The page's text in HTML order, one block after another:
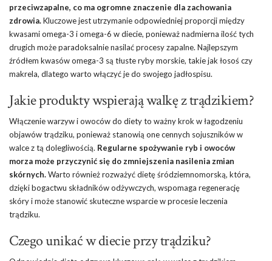
przeciwzapalne, co ma ogromne znaczenie dla zachowania
zdrowia.Kluczowe jest utrzymanie odpowiedniej proporcji między
kwasami omega-3 i omega-6 w diecie, ponieważ nadmierna ilość tych
drugich może paradoksalnie nasilać procesy zapalne. Najlepszym
źródłem kwasów omega-3 są tłuste ryby morskie, takie jak łosoś czy
makrela, dlatego warto włączyć je do swojego jadłospisu.
Jakie produkty wspierają walkę z trądzikiem?
Włączenie warzyw i owoców do diety to ważny krok w łagodzeniu
objawów trądziku, ponieważ stanowią one cennych sojuszników w
walce z tą dolegliwością. Regularne spożywanie ryb i owoców
morza może przyczynić się do zmniejszenia nasilenia zmian
skórnych.Warto również rozważyć dietę śródziemnomorską, która,
dzięki bogactwu składników odżywczych, wspomaga regenerację
skóry i może stanowić skuteczne wsparcie w procesie leczenia
trądziku.
Czego unikać w diecie przy trądziku?